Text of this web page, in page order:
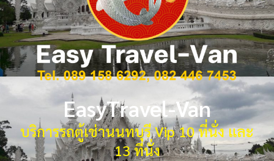
EasyTravel-Van
บริการรถตู้เช่านนทบุรี Vip 10 ที่นั่ง และ
13 ที่นั่ง